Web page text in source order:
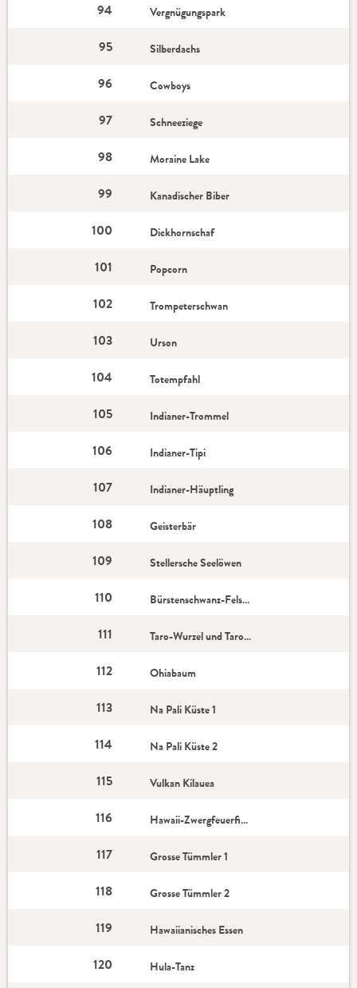
94 Vergnügungspark
95 Silberdachs
96 Cowboys
97 Schneeziege
98 Moraine Lake
99 Kanadischer Biber
100 Dickhornschaf
101 Popcorn
102 Trompeterschwan
103 Urson
104 Totempfahl
105 Indianer-Trommel
106 Indianer-Tipi
107 Indianer-Häuptling
108 Geisterbär
109 Stellersche Seelöwen
110 Bürstenschwanz-Felskänguru
111 Taro-Wurzel und Taro-Latte
112 Ohiabaum
113 Na Pali Küste 1
114 Na Pali Küste 2
115 Vulkan Kilauea
116 Hawaii-Zwergfeuerfisch
117 Grosse Tümmler 1
118 Grosse Tümmler 2
119 Hawaiianisches Essen
120 Hula-Tanz